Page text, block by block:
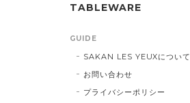
TABLEWARE
GUIDE
SAKAN LES YEUXについて
お問い合わせ
プライバシーポリシー